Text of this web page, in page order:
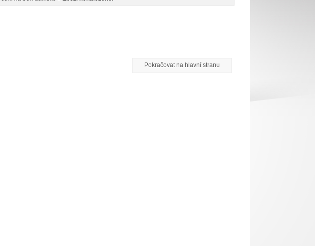
Pokračovat na hlavní stranu